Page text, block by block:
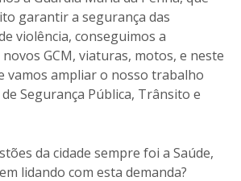
garantir a segurança das
violência, conseguimos a
GCM, viaturas, motos, e neste
vamos ampliar o nosso trabalho
Segurança Pública, Trânsito e
da cidade sempre foi a Saúde,
lidando com esta demanda?